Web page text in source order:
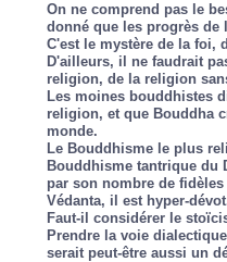
On ne comprend pas le
donné que les progrès de
C'est le mystère de la foi,
D'ailleurs, il ne faudrait
religion, de la religion
Les moines bouddhistes
religion, et que Bouddha
monde.
Le Bouddhisme le plus
Bouddhisme tantrique du
par son nombre de
Védanta, il est hyper-
Faut-il considérer le
Prendre la voie
serait peut-être aussi un